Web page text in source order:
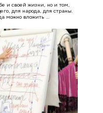
и своей жизни, но и том,
для народа, для страны.
можно вложить …